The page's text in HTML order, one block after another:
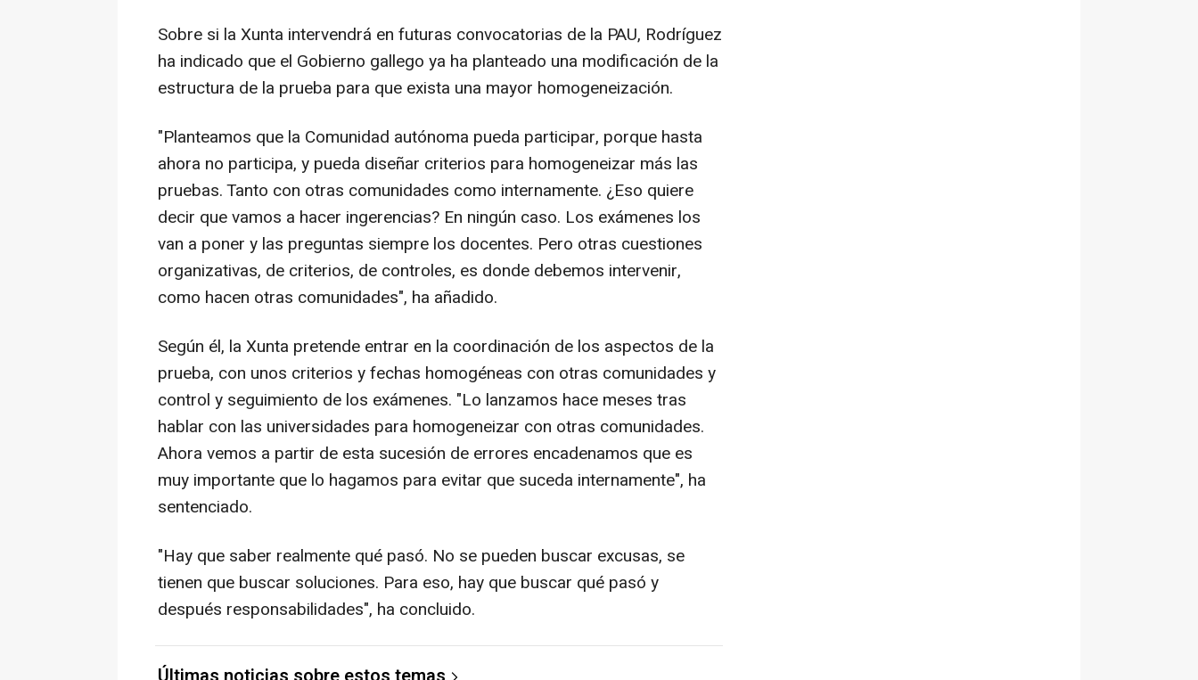
Sobre si la Xunta intervendrá en futuras convocatorias de la PAU, Rodríguez
ha indicado que el Gobierno gallego ya ha planteado una modificación de la
estructura de la prueba para que exista una mayor homogeneización.
"Planteamos que la Comunidad autónoma pueda participar, porque hasta
ahora no participa, y pueda diseñar criterios para homogeneizar más las
pruebas. Tanto con otras comunidades como internamente. ¿Eso quiere
decir que vamos a hacer ingerencias? En ningún caso. Los exámenes los
van a poner y las preguntas siempre los docentes. Pero otras cuestiones
organizativas, de criterios, de controles, es donde debemos intervenir,
como hacen otras comunidades", ha añadido.
Según él, la Xunta pretende entrar en la coordinación de los aspectos de la
prueba, con unos criterios y fechas homogéneas con otras comunidades y
control y seguimiento de los exámenes. "Lo lanzamos hace meses tras
hablar con las universidades para homogeneizar con otras comunidades.
Ahora vemos a partir de esta sucesión de errores encadenamos que es
muy importante que lo hagamos para evitar que suceda internamente", ha
sentenciado.
"Hay que saber realmente qué pasó. No se pueden buscar excusas, se
tienen que buscar soluciones. Para eso, hay que buscar qué pasó y
después responsabilidades", ha concluido.